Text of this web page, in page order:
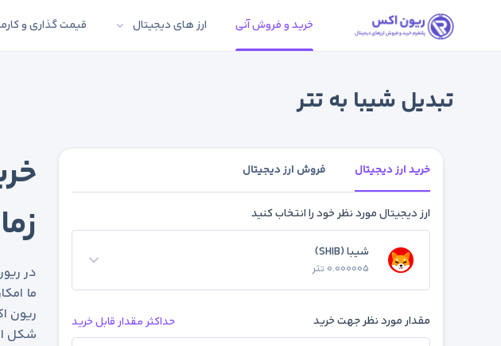
خرید و فروش آنی ارز های دیجیتال قیمت گذاری و
تبدیل شیبا به تتر
در
ما
ریون
شکل
خرید ارز دیجیتال فروش ارز دیجیتال
ارز دیجیتال مورد نظر خود را انتخاب کنید
شیبا (SHIB)
0.000005 تتر
مقدار مورد نظر جهت خرید حداکثر مقدار قابل خرید